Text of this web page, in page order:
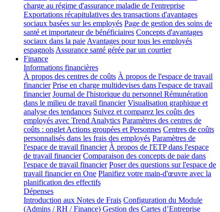
charge au régime d'assurance maladie de l'entreprise
Exportations récapitulatives des transactions d'avantages
sociaux basées sur les employés Page de gestion des soins de
santé et importateur de bénéficiaires Concepts d'avantages
sociaux dans la paie Avantages pour tous les employés
espagnols Assurance santé gérée par un courtier
Finance
Informations financières
À propos des centres de coûts À propos de l'espace de travail
financier Prise en charge multidevises dans l'espace de travail
financier Journal de l'historique du personnel Rémunération
dans le milieu de travail financier Visualisation graphique et
analyse des tendances Suivez et comparez les coûts des
employés avec Trend Analytics Paramètres des centres de
coûts : onglet Actions groupées et Personnes Centres de coûts
personnalisés dans les frais des employés Paramètres de
l'espace de travail financier À propos de l'ETP dans l'espace
de travail financier Comparaison des concepts de paie dans
l'espace de travail financier Poser des questions sur l'espace de
travail financier en One Planifiez votre main-d'œuvre avec la
planification des effectifs
Dépenses
Introduction aux Notes de Frais Configuration du Module
(Admins / RH / Finance) Gestion des Cartes d’Entreprise